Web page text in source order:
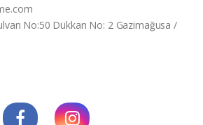
No:50 Dükkan No: 2 Gazimağusa /